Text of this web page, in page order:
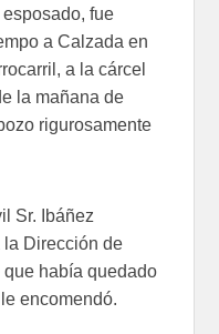
fue
a Calzada en
a la cárcel
la mañana de
rigurosamente
Sr. Ibáñez
la Dirección de
había quedado
encomendó.